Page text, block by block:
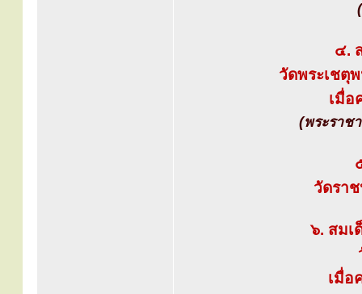
๔.
วัดพระเชตุ
เมื่อ
(พระราช
วัดรา
๖. สมเ
เมื่อ